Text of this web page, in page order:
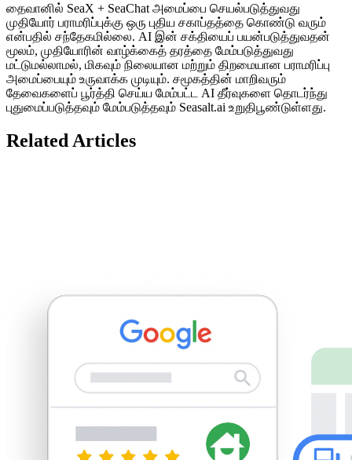
தைவானில் SeaX + SeaChat அமைப்பை செயல்படுத்துவது
முதியோர் பராமரிப்புக்கு ஒரு புதிய சகாப்தத்தை கொண்டு வரும்
என்பதில் சந்தேகமில்லை. AI இன் சக்தியைப் பயன்படுத்துவதன்
மூலம், முதியோரின் வாழ்க்கைத் தரத்தை மேம்படுத்துவது
மட்டுமல்லாமல், மிகவும் நிலையான மற்றும் திறமையான பராமரிப்பு
அமைப்பையும் உருவாக்க முடியும். சமூகத்தின் மாறிவரும்
தேவைகளைப் பூர்த்தி செய்ய மேம்பட்ட AI தீர்வுகளை தொடர்ந்து
புதுமைப்படுத்தவும் மேம்படுத்தவும் Seasalt.ai உறுதிபூண்டுள்ளது.
Related Articles